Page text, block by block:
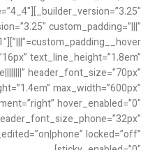
type=”4_4″
custom_padding=”|||”
text_line_height=”1.8em”
header_font_size=”70px”
max_width=”600px”
hover_enabled=”0″
locked=”off”